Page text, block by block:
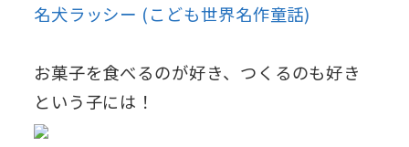
名犬ラッシー (こども世界名作童話)
お菓子を食べるのが好き、つくるのも好き
という子には！